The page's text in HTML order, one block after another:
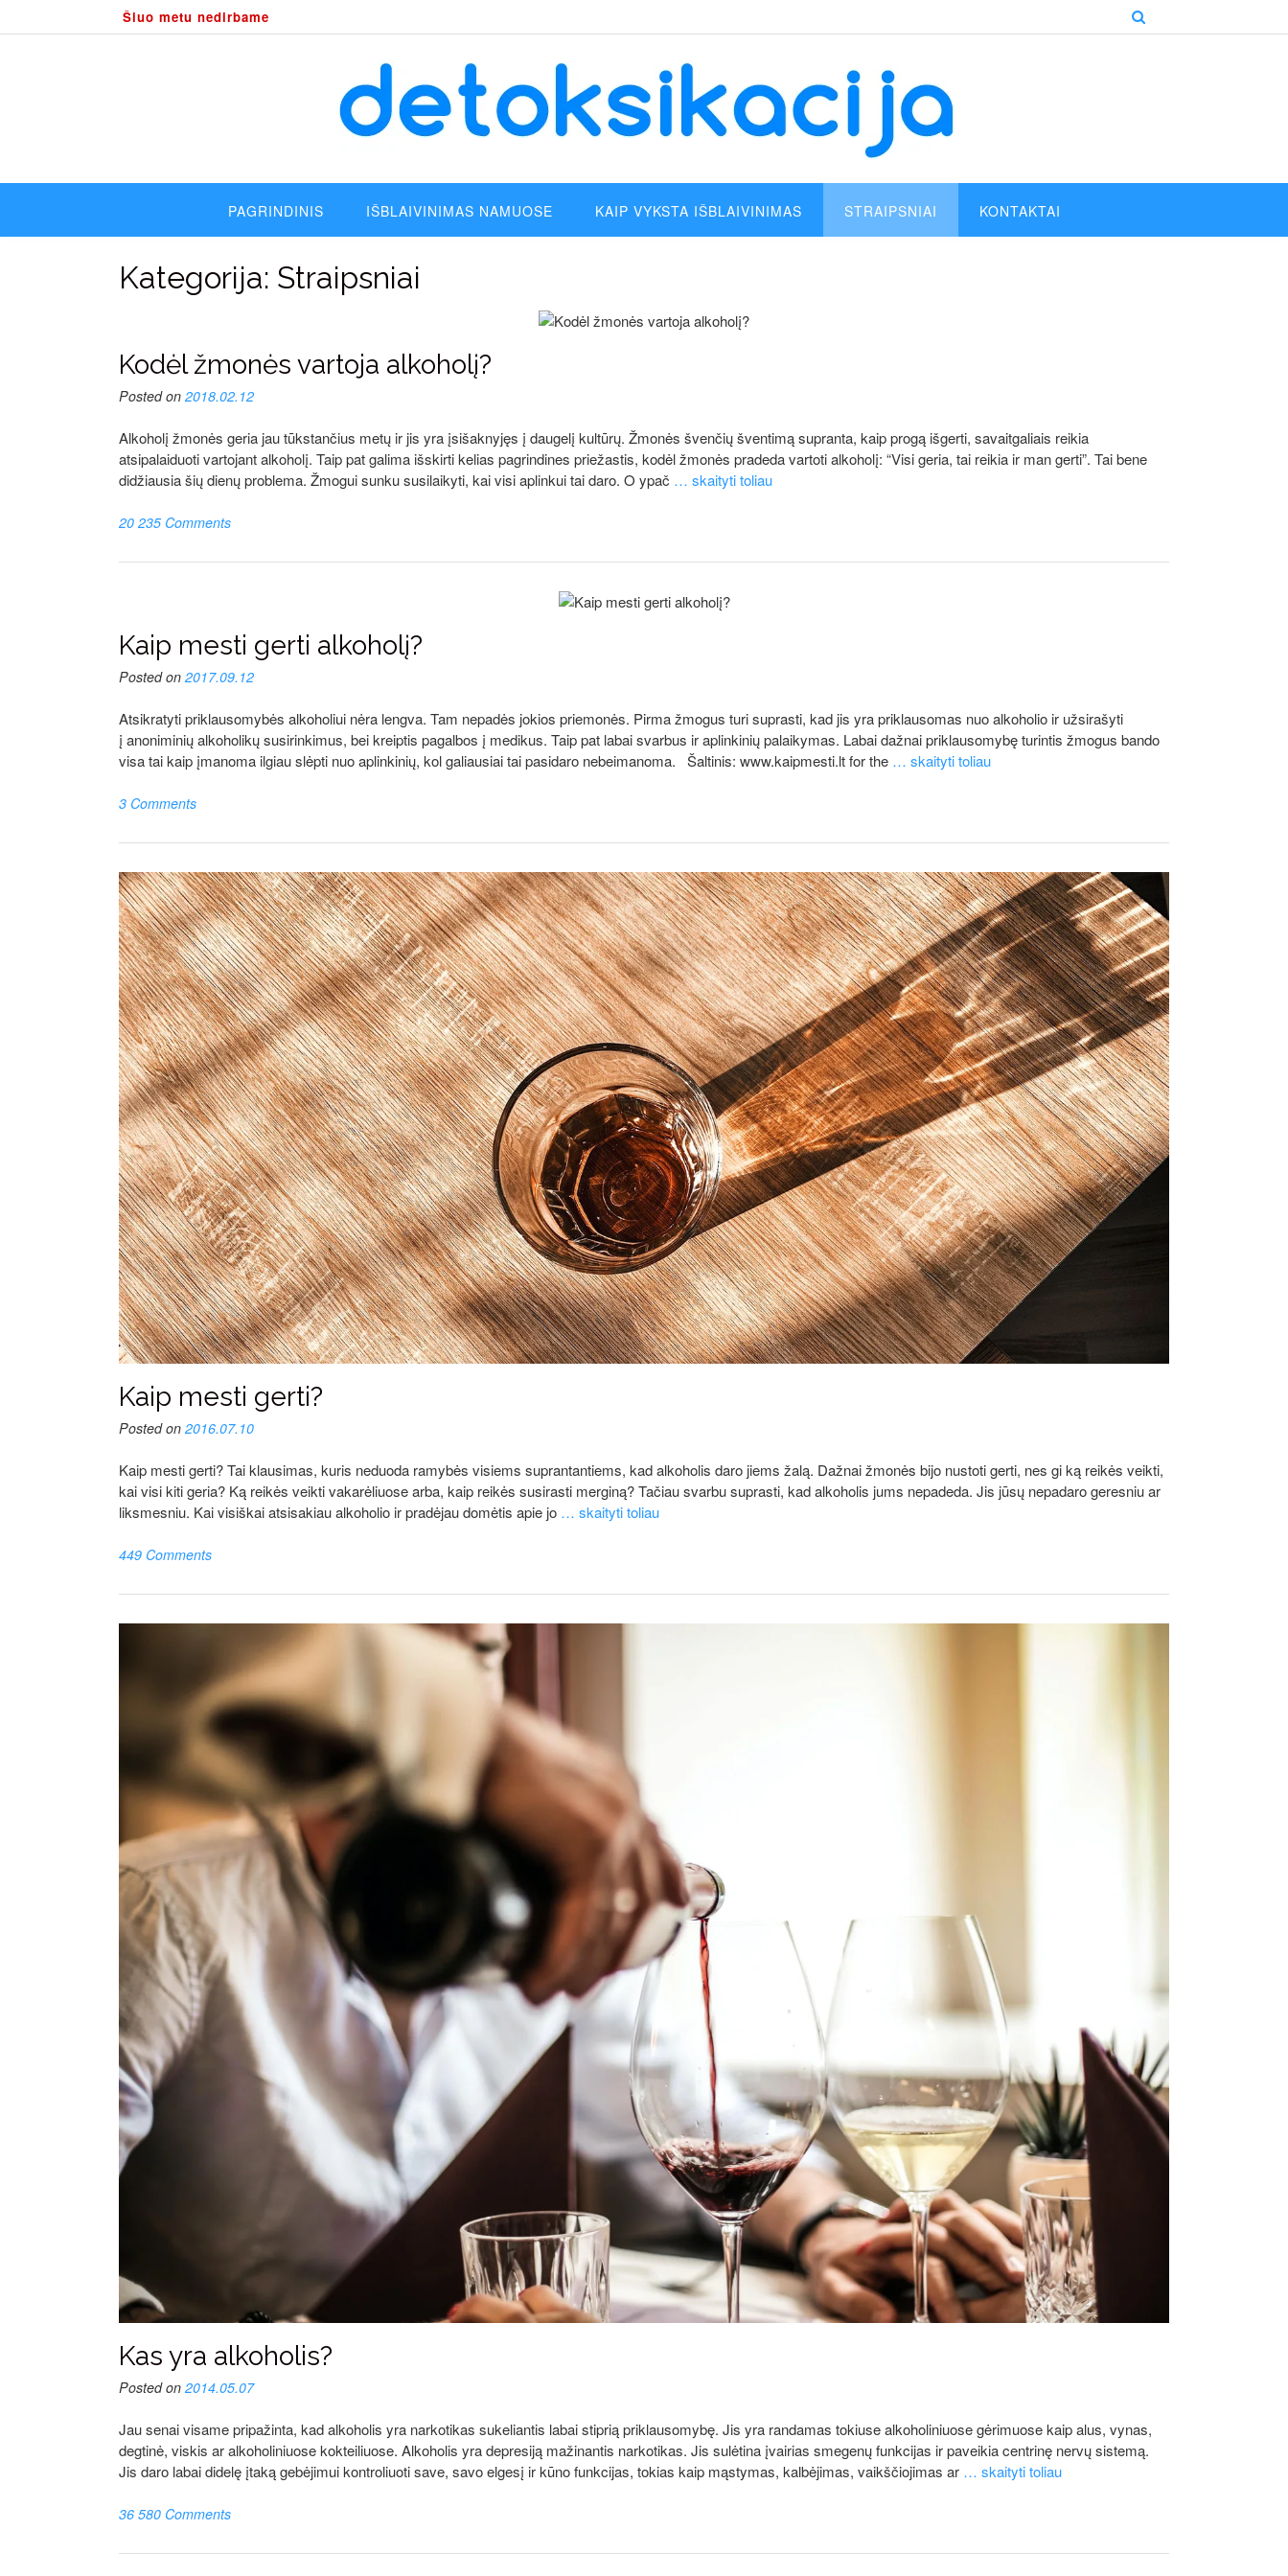
to
Šiuo metu nedirbame
PAGRINDINIS IŠBLAIVINIMAS NAMUOSE KAIP VYKSTA IŠBLAIVINIMAS STRAIPSNIAI KONTAKTAI
Kategorija: Straipsniai
Kodėl žmonės vartoja alkoholį?
Posted on 2018.02.12
Alkoholį žmonės geria jau tūkstančius metų ir jis yra įsišaknyjęs į daugelį kultūrų. Žmonės švenčių šventimą supranta, kaip progą išgerti, savaitgaliais reikia
atsipalaiduoti vartojant alkoholį. Taip pat galima išskirti kelias pagrindines priežastis, kodėl žmonės pradeda vartoti alkoholį: “Visi geria, tai reikia ir man gerti”. Tai bene
didžiausia šių dienų problema. Žmogui sunku susilaikyti, kai visi aplinkui tai daro. O ypač … skaityti toliau
20 235 Comments
Kaip mesti gerti alkoholį?
Posted on 2017.09.12
Atsikratyti priklausomybės alkoholiui nėra lengva. Tam nepadės jokios priemonės. Pirma žmogus turi suprasti, kad jis yra priklausomas nuo alkoholio ir užsirašyti
į anoniminių alkoholikų susirinkimus, bei kreiptis pagalbos į medikus. Taip pat labai svarbus ir aplinkinių palaikymas. Labai dažnai priklausomybę turintis žmogus bando
visa tai kaip įmanoma ilgiau slėpti nuo aplinkinių, kol galiausiai tai pasidaro nebeimanoma. Šaltinis: www.kaipmesti.lt for the … skaityti toliau
3 Comments
Kaip mesti gerti?
Posted on 2016.07.10
Kaip mesti gerti? Tai klausimas, kuris neduoda ramybės visiems suprantantiems, kad alkoholis daro jiems žalą. Dažnai žmonės bijo nustoti gerti, nes gi ką reikės veikti,
kai visi kiti geria? Ką reikės veikti vakarėliuose arba, kaip reikės susirasti merginą? Tačiau svarbu suprasti, kad alkoholis jums nepadeda. Jis jūsų nepadaro geresniu ar
liksmesniu. Kai visiškai atsisakiau alkoholio ir pradėjau domėtis apie jo … skaityti toliau
449 Comments
Kas yra alkoholis?
Posted on 2014.05.07
Jau senai visame pripažinta, kad alkoholis yra narkotikas sukeliantis labai stiprią priklausomybę. Jis yra randamas tokiuse alkoholiniuose gėrimuose kaip alus, vynas,
degtinė, viskis ar alkoholiniuose kokteiliuose. Alkoholis yra depresiją mažinantis narkotikas. Jis sulėtina įvairias smegenų funkcijas ir paveikia centrinę nervų sistemą.
Jis daro labai didelę įtaką gebėjimui kontroliuoti save, savo elgesį ir kūno funkcijas, tokias kaip mąstymas, kalbėjimas, vaikščiojimas ar … skaityti toliau
36 580 Comments